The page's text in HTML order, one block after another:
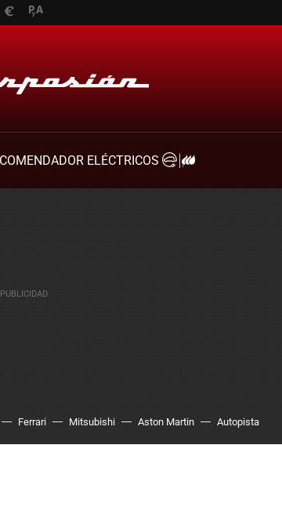
ELÉCTRICOS
Ferrari Mitsubishi Aston Martin Autopista